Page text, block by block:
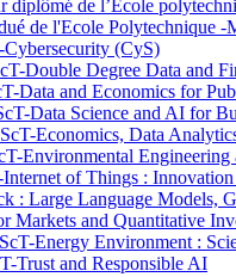
diplômé de l’École
de l'Ecole Polytechnique -
(CyS)
Double Degree Data and
Data and Economics for
Data Science and AI for
Economics, Data
Environmental Engineering
of Things :
: Large Language Models,
Markets and Quantitative
Energy Environment :
Trust and Responsible AI